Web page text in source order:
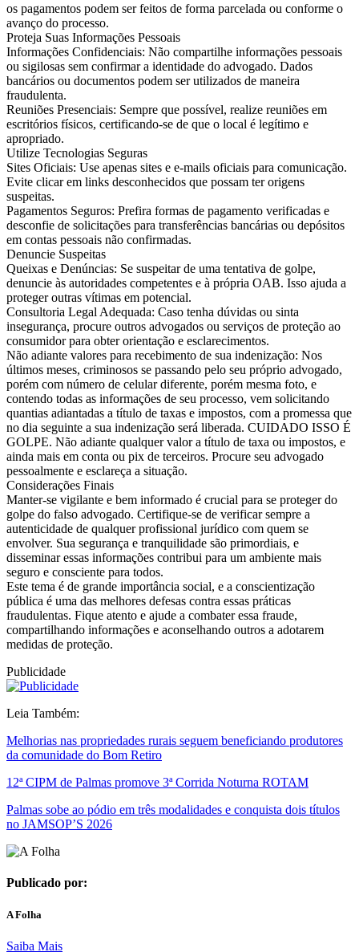
os pagamentos podem ser feitos de forma parcelada ou conforme o
avanço do processo.
Proteja Suas Informações Pessoais
Informações Confidenciais: Não compartilhe informações pessoais
ou sigilosas sem confirmar a identidade do advogado. Dados
bancários ou documentos podem ser utilizados de maneira
fraudulenta.
Reuniões Presenciais: Sempre que possível, realize reuniões em
escritórios físicos, certificando-se de que o local é legítimo e
apropriado.
Utilize Tecnologias Seguras
Sites Oficiais: Use apenas sites e e-mails oficiais para comunicação.
Evite clicar em links desconhecidos que possam ter origens
suspeitas.
Pagamentos Seguros: Prefira formas de pagamento verificadas e
desconfie de solicitações para transferências bancárias ou depósitos
em contas pessoais não confirmadas.
Denuncie Suspeitas
Queixas e Denúncias: Se suspeitar de uma tentativa de golpe,
denuncie às autoridades competentes e à própria OAB. Isso ajuda a
proteger outras vítimas em potencial.
Consultoria Legal Adequada: Caso tenha dúvidas ou sinta
insegurança, procure outros advogados ou serviços de proteção ao
consumidor para obter orientação e esclarecimentos.
Não adiante valores para recebimento de sua indenização: Nos
últimos meses, criminosos se passando pelo seu próprio advogado,
porém com número de celular diferente, porém mesma foto, e
contendo todas as informações de seu processo, vem solicitando
quantias adiantadas a título de taxas e impostos, com a promessa que
no dia seguinte a sua indenização será liberada. CUIDADO ISSO É
GOLPE. Não adiante qualquer valor a título de taxa ou impostos, e
ainda mais em conta ou pix de terceiros. Procure seu advogado
pessoalmente e esclareça a situação.
Considerações Finais
Manter-se vigilante e bem informado é crucial para se proteger do
golpe do falso advogado. Certifique-se de verificar sempre a
autenticidade de qualquer profissional jurídico com quem se
envolver. Sua segurança e tranquilidade são primordiais, e
disseminar essas informações contribui para um ambiente mais
seguro e consciente para todos.
Este tema é de grande importância social, e a conscientização
pública é uma das melhores defesas contra essas práticas
fraudulentas. Fique atento e ajude a combater essa fraude,
compartilhando informações e aconselhando outros a adotarem
medidas de proteção.
Publicidade
Leia Também:
Melhorias nas propriedades rurais seguem beneficiando produtores
da comunidade do Bom Retiro
12ª CIPM de Palmas promove 3ª Corrida Noturna ROTAM
Palmas sobe ao pódio em três modalidades e conquista dois títulos
no JAMSOP’S 2026
Publicado por:
A Folha
Saiba Mais